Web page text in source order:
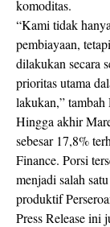
komoditas.
“Kami tidak
pembiayaan,
dilakukan secara
prioritas utama
lakukan,” tambah
Hingga akhir
sebesar 17,8%
Finance. Porsi
menjadi salah
produktif
Press Release ini